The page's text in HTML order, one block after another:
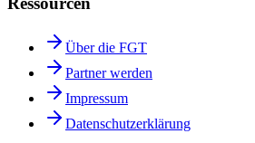
Über die FGT
Partner werden
Impressum
Datenschutzerklärung